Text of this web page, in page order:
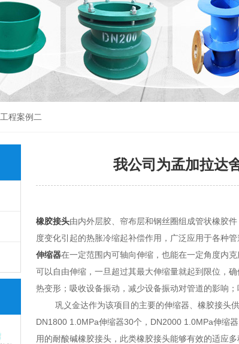
工程案例二
我公司为孟加拉达
橡胶接头由内外层胶、帘布层和钢丝圈组成管状橡胶
度变化引起的热胀冷缩起补偿作用，广泛应用于各种管
伸缩器在一定范围内可轴向伸缩，也能在一定角度内
可以自由伸缩，一旦超过其最大伸缩量就起到限位，
热变形；吸收设备振动，减少设备振动对管道的影响；
巩义金达作为该项目的主要的伸缩器、橡胶接头供
DN1800 1.0MPa伸缩器30个，DN2000 1.0MPa伸缩
用的耐酸碱橡胶接头，此类橡胶接头能够有效的适应